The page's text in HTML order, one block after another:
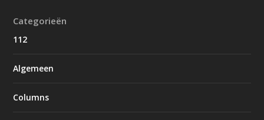
Categorieën
112
Algemeen
Columns